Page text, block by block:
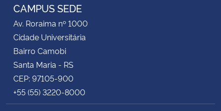
CAMPUS SEDE
Av. Roraima nº 1000
Cidade Universitária
Bairro Camobi
Santa Maria - RS
CEP: 97105-900
+55 (55) 3220-8000